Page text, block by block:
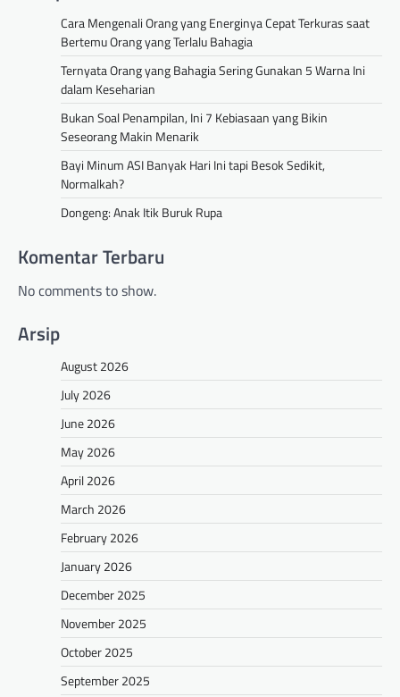
Cara Mengenali Orang yang Energinya Cepat Terkuras saat
Bertemu Orang yang Terlalu Bahagia
Ternyata Orang yang Bahagia Sering Gunakan 5 Warna Ini
dalam Keseharian
Bukan Soal Penampilan, Ini 7 Kebiasaan yang Bikin
Seseorang Makin Menarik
Bayi Minum ASI Banyak Hari Ini tapi Besok Sedikit,
Normalkah?
Dongeng: Anak Itik Buruk Rupa
Komentar Terbaru
No comments to show.
Arsip
August 2026
July 2026
June 2026
May 2026
April 2026
March 2026
February 2026
January 2026
December 2025
November 2025
October 2025
September 2025